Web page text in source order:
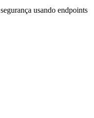
usando endpoints